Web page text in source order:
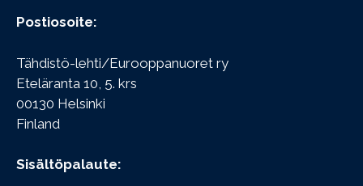
Postiosoite:
Tähdistö-lehti/Eurooppanuoret ry
Eteläranta 10, 5. krs
00130 Helsinki
Finland
Sisältöpalaute: